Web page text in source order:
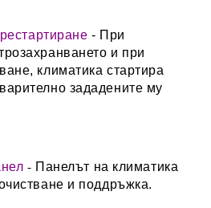
- При
и при
климатика стартира
зададените му
- Панелът на климатика
и поддръжка.